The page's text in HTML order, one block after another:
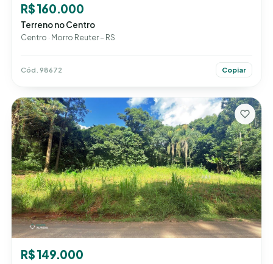
R$ 160.000
Terreno no Centro
Centro · Morro Reuter – RS
Cód. 98672 Copiar
R$ 149.000